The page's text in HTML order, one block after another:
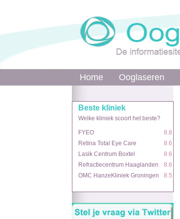
Home Ooglaseren
Beste kliniek
Welke kliniek scoort het beste?
FYEO
8.8
Retina Total Eye Care
8.6
Lasik Centrum Boxtel
8.6
Refractiecentrum Haaglanden
8.6
OMC HanzeKliniek Groningen
8.5
Home Ooglaseren
Beste kliniek
Welke kliniek scoort het beste?
FYEO
8.8
Retina Total Eye Care
8.6
Lasik Centrum Boxtel
8.6
Refractiecentrum Haaglanden
8.6
OMC HanzeKliniek Groningen
8.5